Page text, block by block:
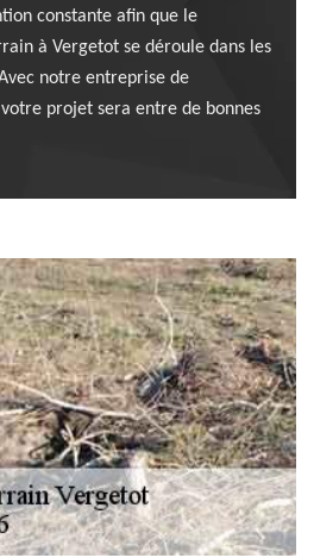
constante afin que le
à Vergetot se déroule dans les
notre entreprise de
projet sera entre de bonnes